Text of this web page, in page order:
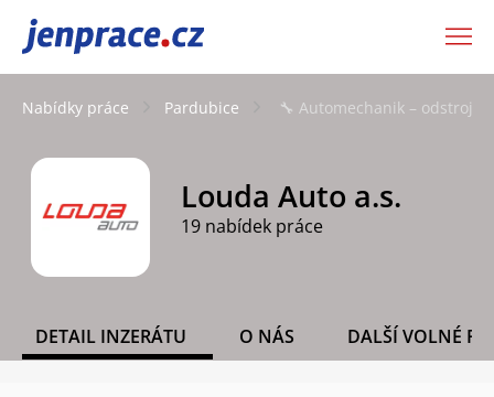
JenPráce.cz
Nabídky práce Pardubice 🔧 Automechanik –
Louda Auto a.s.
19 nabídek práce
DETAIL INZERÁTU O NÁS DALŠÍ VOLNÉ